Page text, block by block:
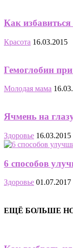
Как
Красота 16.03.2015
Гемоглобин
Молодая мама
Ячмень на
Здоровье 16.03.2015
6 способов
Здоровье 01.07.2017
ЕЩЁ БОЛЬШЕ